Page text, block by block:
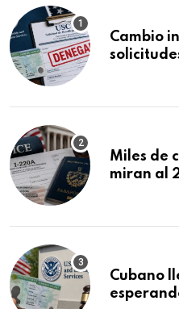
Cambio
Miles de
miran al
Cubano